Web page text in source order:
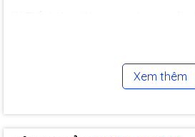
, màu sắc trung thực
🛡️Thiết kế chắc chắn, độ bền cao
Xem thêm